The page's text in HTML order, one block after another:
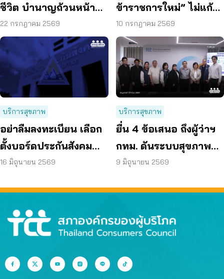
ชีวิต บำนาญถ้วนหน้า
คือคำตอบของสังคมสูง
วัย
22 กรกฎาคม 2569
ข้าราชการใหม่” ไม่แก้
ปัญหางบฯ ระยะยาว
เสนอรวมกองทุนสุขภาพ
10 กรกฎาคม 2569
บริการสุขภาพ
อย่าลืมลงทะเบียน เลือก
ตั้งบอร์ดประกันสังคม
ก่อน 15 ก.ค. แล้วเตรียม
16 มิถุนายน 2569
บริการสุขภาพ
ยื่น 4 ข้อเสนอ ถึงผู้ว่าฯ
กทม. ดันระบบสุขภาพ
คนกรุงไร้รอยต่อ
9 มิถุนายน 2569